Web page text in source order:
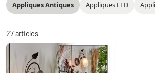
Appliques LED
Appliques Antiques
27articles